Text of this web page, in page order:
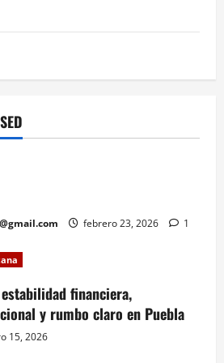
febrero 23, 2026 1
estabilidad financiera,
y rumbo claro en Puebla
15, 2026